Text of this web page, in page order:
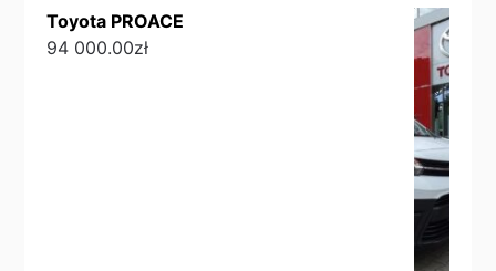
Toyota PROACE
94 000.00zł